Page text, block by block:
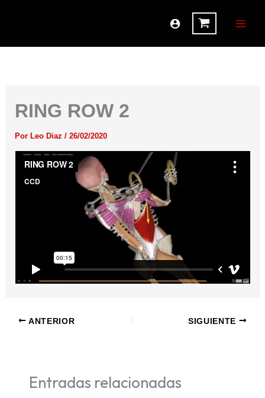
RING ROW 2
Por Leo Diaz / 26/02/2020
ANTERIOR SIGUIENTE
Entradas relacionadas